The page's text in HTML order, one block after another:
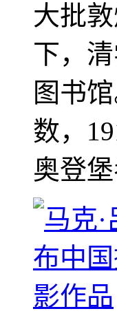
大批
下，
图书
数，
奥登